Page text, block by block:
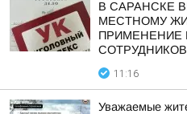
В САРАНСКЕ
МЕСТНОМУ
ПРИМЕНЕНИЕ
11:16
Уважаемые